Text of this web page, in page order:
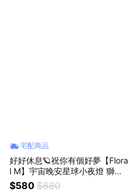
宅配商品
好好休息🪐祝你有個好夢【Flora
l M】宇宙晚安星球小夜燈 獅子
座生日禮物
$580 $880